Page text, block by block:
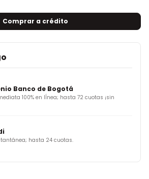
Comprar a crédito
Banco de Bogotá
100% en lÍnea; hasta 72 cuotas ¡sin
hasta 24 cuotas.